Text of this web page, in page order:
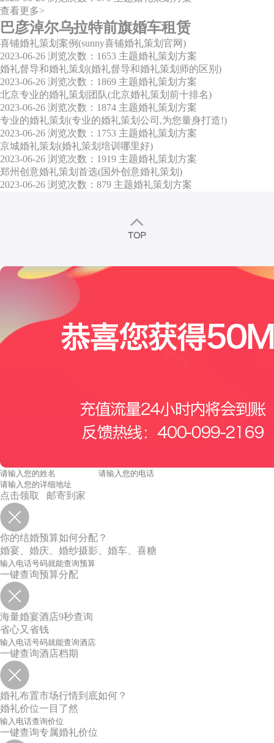
查看更多>
巴彦淖尔乌拉特前旗婚车租赁
喜铺婚礼策划案例(sunny喜铺婚礼策划官网)
2023-06-26 浏览次数：1653 主题婚礼策划方案
婚礼督导和婚礼策划(婚礼督导和婚礼策划师的区别)
2023-06-26 浏览次数：1869 主题婚礼策划方案
北京专业的婚礼策划团队(北京婚礼策划前十排名)
2023-06-26 浏览次数：1874 主题婚礼策划方案
专业的婚礼策划(专业的婚礼策划公司,为您量身打造!)
2023-06-26 浏览次数：1753 主题婚礼策划方案
京城婚礼策划(婚礼策划培训哪里好)
2023-06-26 浏览次数：1919 主题婚礼策划方案
郑州创意婚礼策划首选(国外创意婚礼策划)
2023-06-26 浏览次数：879 主题婚礼策划方案
点击领取 邮寄到家
你的结婚预算如何分配？
婚宴、婚庆、婚纱摄影、婚车、喜糖
一键查询预算分配
海量婚宴酒店9秒查询
省心又省钱
一键查询酒店档期
婚礼布置市场行情到底如何？
婚礼价位一目了然
一键查询专属婚礼价位